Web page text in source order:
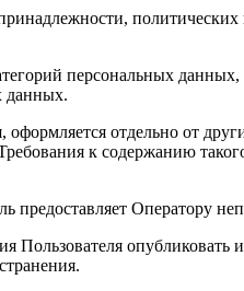
персональных
данных.
отдельно от
к содержанию
предоставляет Оператору
Пользователя